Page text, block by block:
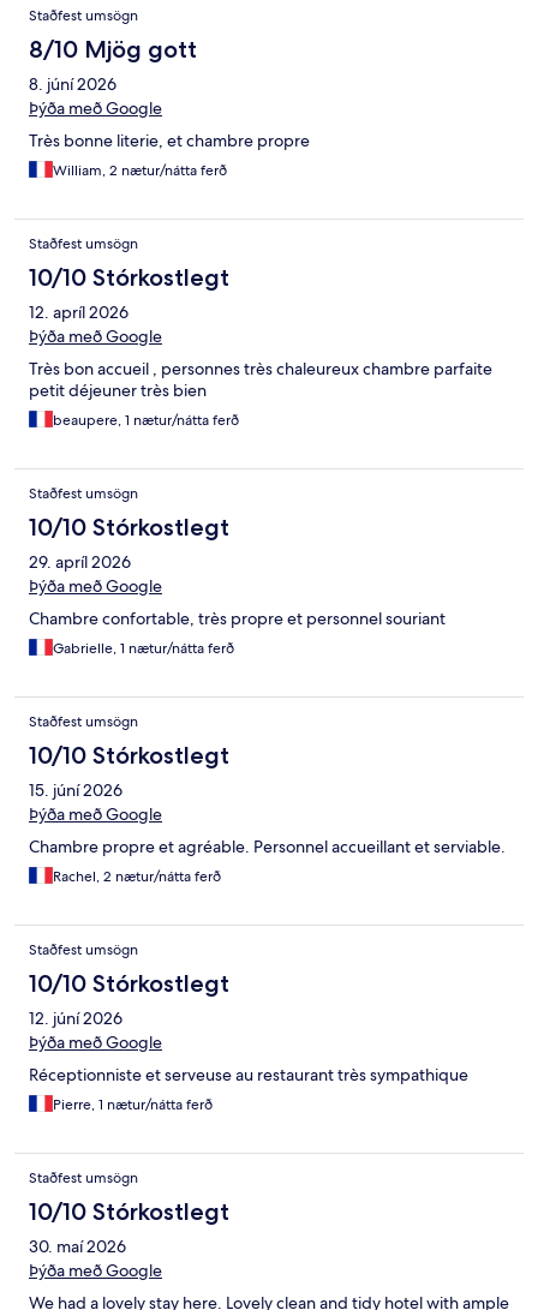
Staðfest umsögn
8/10 Mjög gott
8. júní 2026
Þýða með Google
Très bonne literie, et chambre propre
William, 2 nætur/nátta ferð
Staðfest umsögn
10/10 Stórkostlegt
12. apríl 2026
Þýða með Google
Très bon accueil , personnes très chaleureux chambre parfaite
petit déjeuner très bien
beaupere, 1 nætur/nátta ferð
Staðfest umsögn
10/10 Stórkostlegt
29. apríl 2026
Þýða með Google
Chambre confortable, très propre et personnel souriant
Gabrielle, 1 nætur/nátta ferð
Staðfest umsögn
10/10 Stórkostlegt
15. júní 2026
Þýða með Google
Chambre propre et agréable. Personnel accueillant et serviable.
Rachel, 2 nætur/nátta ferð
Staðfest umsögn
10/10 Stórkostlegt
12. júní 2026
Þýða með Google
Réceptionniste et serveuse au restaurant très sympathique
Pierre, 1 nætur/nátta ferð
Staðfest umsögn
10/10 Stórkostlegt
30. maí 2026
Þýða með Google
We had a lovely stay here. Lovely clean and tidy hotel with ample